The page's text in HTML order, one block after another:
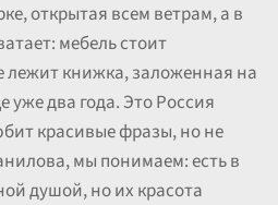
открытая всем ветрам, а в
мебель стоит
лежит книжка, заложенная на
уже два года. Это Россия
красивые фразы, но не
мы понимаем: есть в
душой, но их красота